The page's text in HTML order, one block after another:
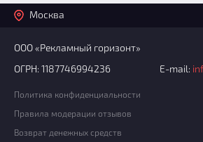
Москва
ООО «Рекламный горизонт»
ОГРН: 1187746994236
E-mail:
Политика конфиденциальности
Правила модерации отзывов
Возврат денежных средств